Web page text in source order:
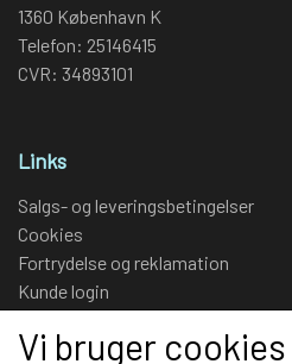
1360 København K
Telefon: 25146415
CVR: 34893101
Links
Salgs- og leveringsbetingelser
Cookies
Fortrydelse og reklamation
Kunde login
Kontakt
Vi bruger cookies